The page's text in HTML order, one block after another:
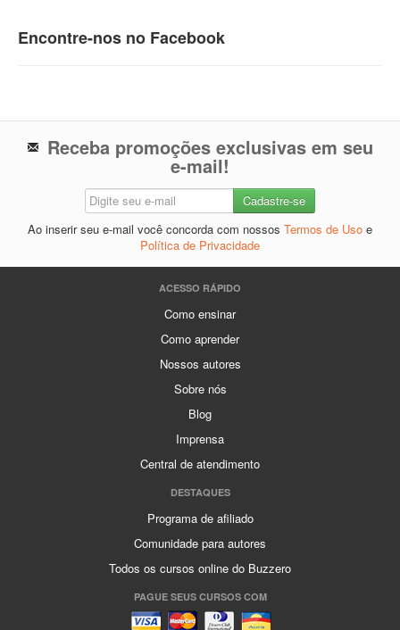
Encontre-nos no Facebook
Receba promoções exclusivas em seu
e-mail!
Ao inserir seu e-mail você concorda com nossos Termos de Uso e
Política de Privacidade
ACESSO RÁPIDO
Como ensinar
Como aprender
Nossos autores
Sobre nós
Blog
Imprensa
Central de atendimento
DESTAQUES
Programa de afiliado
Comunidade para autores
Todos os cursos online do Buzzero
PAGUE SEUS CURSOS COM